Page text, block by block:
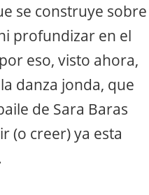
se construye sobre
profundizar en el
eso, visto ahora,
danza jonda, que
de Sara Baras
(o creer) ya esta